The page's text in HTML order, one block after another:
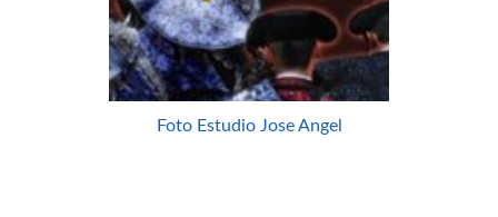
Foto Estudio Jose Angel